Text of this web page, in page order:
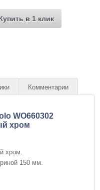
в 1 клик
Комментарии
WO660302
хром
хром.
150 мм.